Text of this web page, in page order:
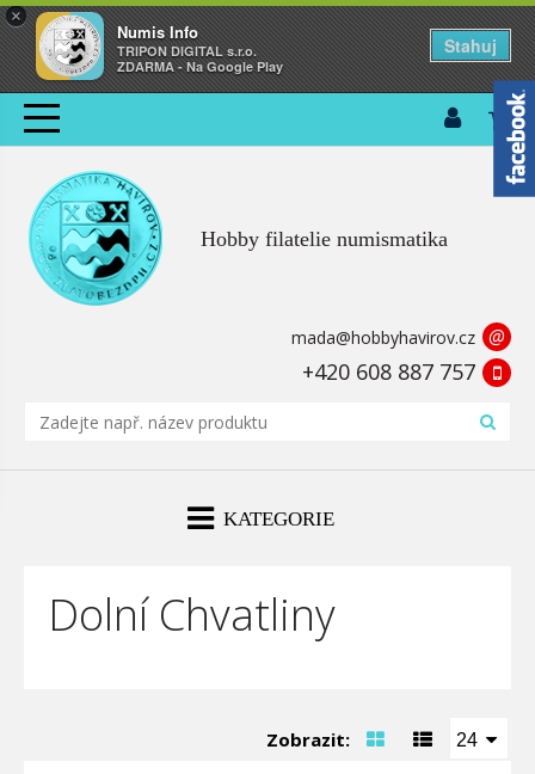
×
Numis Info
TRIPON DIGITAL s.r.o.
ZDARMA - Na Google Play
Stahuj
Hobby filatelie numismatika
mada@hobbyhavirov.cz @
+420 608 887 757
KATEGORIE
Dolní Chvatliny
Zobrazit: 24